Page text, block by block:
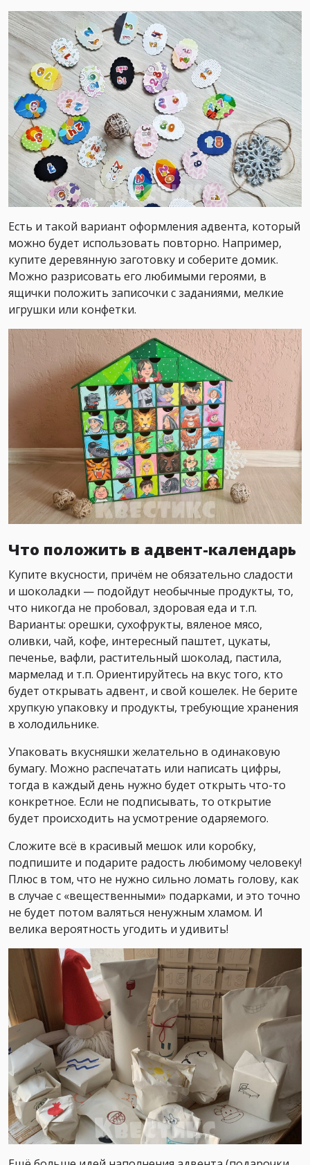
Есть и такой вариант оформления адвента, который
можно будет использовать повторно. Например,
купите деревянную заготовку и соберите домик.
Можно разрисовать его любимыми героями, в
ящички положить записочки с заданиями, мелкие
игрушки или конфетки.
Что положить в адвент-календарь
Купите вкусности, причём не обязательно сладости
и шоколадки — подойдут необычные продукты, то,
что никогда не пробовал, здоровая еда и т.п.
Варианты: орешки, сухофрукты, вяленое мясо,
оливки, чай, кофе, интересный паштет, цукаты,
печенье, вафли, растительный шоколад, пастила,
мармелад и т.п. Ориентируйтесь на вкус того, кто
будет открывать адвент, и свой кошелек. Не берите
хрупкую упаковку и продукты, требующие хранения
в холодильнике.
Упаковать вкусняшки желательно в одинаковую
бумагу. Можно распечатать или написать цифры,
тогда в каждый день нужно будет открыть что-то
конкретное. Если не подписывать, то открытие
будет происходить на усмотрение одаряемого.
Сложите всё в красивый мешок или коробку,
подпишите и подарите радость любимому человеку!
Плюс в том, что не нужно сильно ломать голову, как
в случае с «вещественными» подарками, и это точно
не будет потом валяться ненужным хламом. И
велика вероятность угодить и удивить!